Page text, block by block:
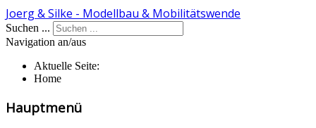
Joerg & Silke - Modellbau & Mobilitätswende
Suchen ...
Navigation an/aus
Aktuelle Seite:
Home
Hauptmenü